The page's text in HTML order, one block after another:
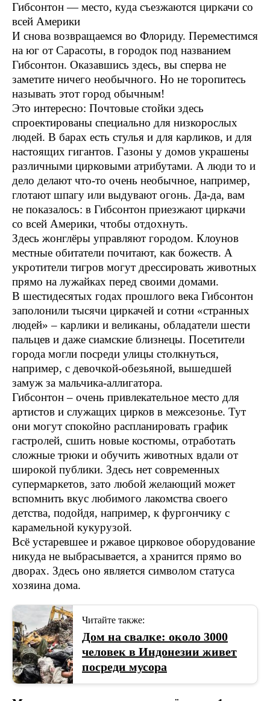
Гибсонтон — место, куда съезжаются циркачи со
всей Америки
И снова возвращаемся во Флориду. Переместимся
на юг от Сарасоты, в городок под названием
Гибсонтон. Оказавшись здесь, вы сперва не
заметите ничего необычного. Но не торопитесь
называть этот город обычным!
Это интересно: Почтовые стойки здесь
спроектированы специально для низкорослых
людей. В барах есть стулья и для карликов, и для
настоящих гигантов. Газоны у домов украшены
различными цирковыми атрибутами. А люди то и
дело делают что-то очень необычное, например,
глотают шпагу или выдувают огонь. Да-да, вам
не показалось: в Гибсонтон приезжают циркачи
со всей Америки, чтобы отдохнуть.
Здесь жонглёры управляют городом. Клоунов
местные обитатели почитают, как божеств. А
укротители тигров могут дрессировать животных
прямо на лужайках перед своими домами.
В шестидесятых годах прошлого века Гибсонтон
заполонили тысячи циркачей и сотни «странных
людей» – карлики и великаны, обладатели шести
пальцев и даже сиамские близнецы. Посетители
города могли посреди улицы столкнуться,
например, с девочкой-обезьяной, вышедшей
замуж за мальчика-аллигатора.
Гибсонтон – очень привлекательное место для
артистов и служащих цирков в межсезонье. Тут
они могут спокойно распланировать график
гастролей, сшить новые костюмы, отработать
сложные трюки и обучить животных вдали от
широкой публики. Здесь нет современных
супермаркетов, зато любой желающий может
вспомнить вкус любимого лакомства своего
детства, подойдя, например, к фургончику с
карамельной кукурузой.
Всё устаревшее и ржавое цирковое оборудование
никуда не выбрасывается, а хранится прямо во
дворах. Здесь оно является символом статуса
хозяина дома.
Читайте также:
Дом на свалке: около 3000
человек в Индонезии живет
посреди мусора